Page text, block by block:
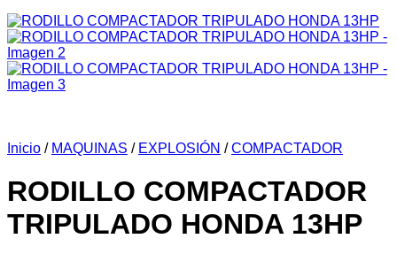
Inicio / MAQUINAS / EXPLOSIÓN / COMPACTADOR
RODILLO COMPACTADOR
TRIPULADO HONDA 13HP